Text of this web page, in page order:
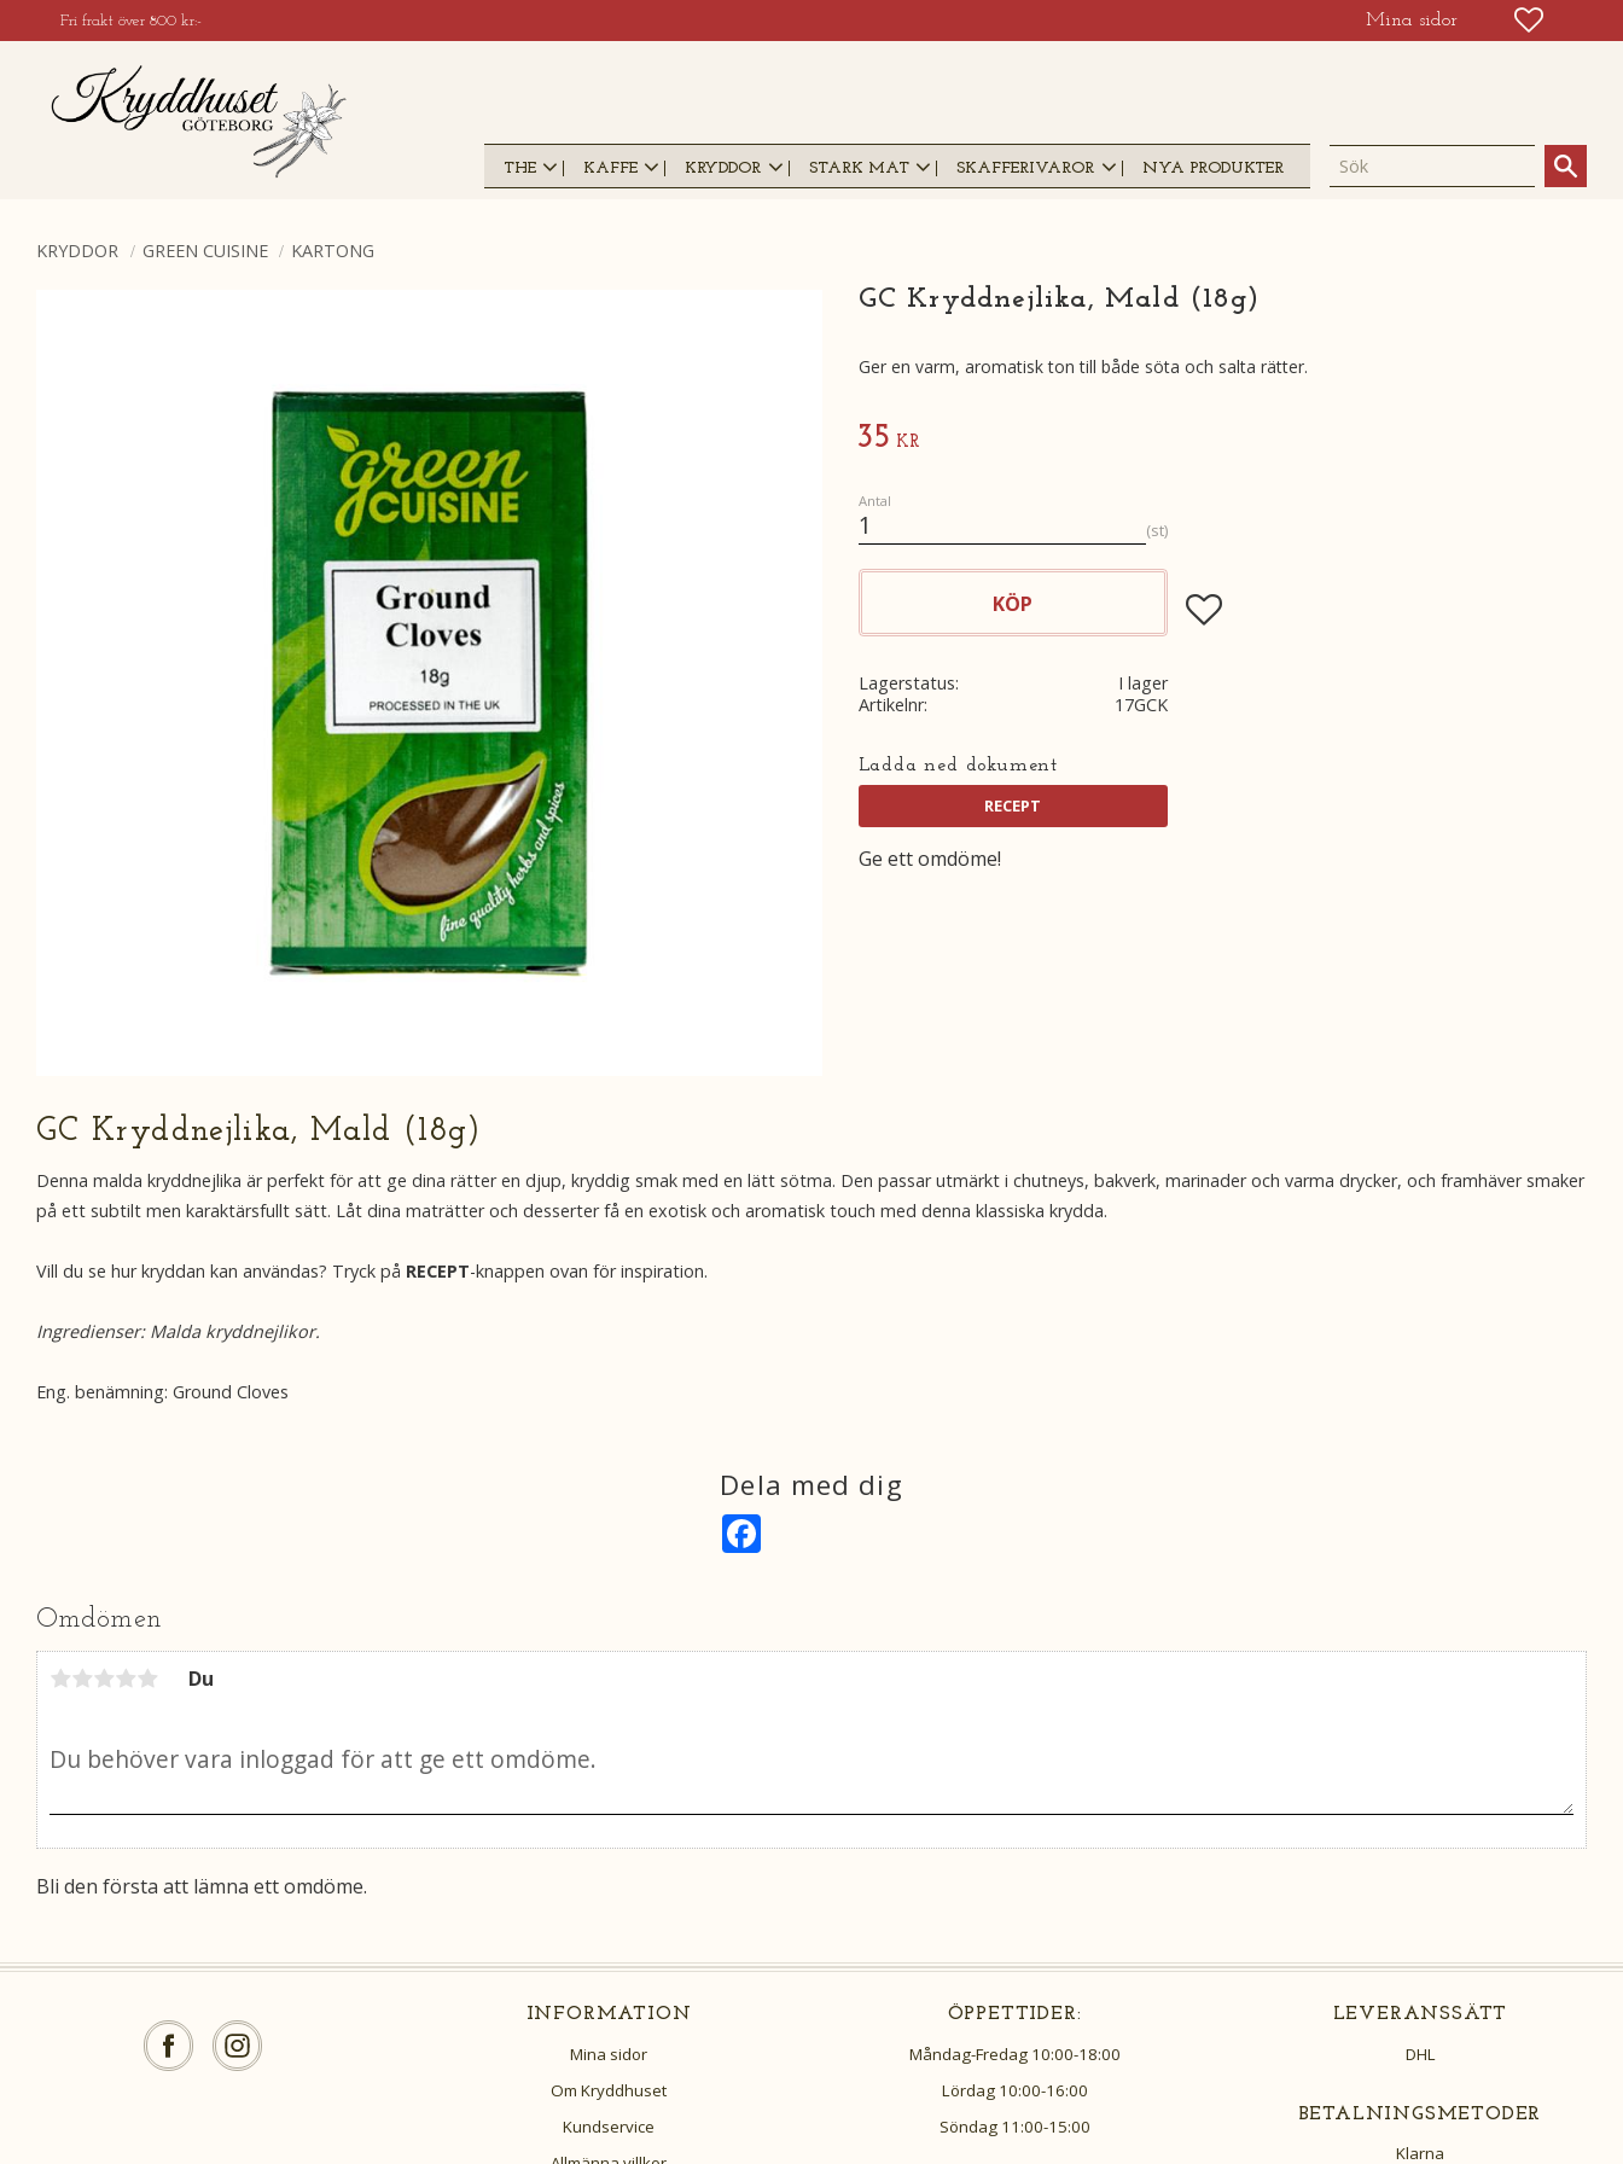
Fri frakt över 800 kr:- Mina sidor
THE KAFFE KRYDDOR STARK MAT SKAFFERIVAROR NYA PRODUKTER
KRYDDOR GREEN CUISINE KARTONG
GC Kryddnejlika, Mald (18g)
Ger en varm, aromatisk ton till både söta och salta rätter.
35 KR
Antal
st
KÖP Lägg till i favoriter
Lagerstatus
I lager
Artikelnr
17GCK
Ladda ned dokument
Ge ett omdöme!
GC Kryddnejlika, Mald (18g)
Denna malda kryddnejlika är perfekt för att ge dina rätter en djup, kryddig smak med en lätt sötma. Den passar utmärkt i chutneys, bakverk, marinader och varma drycker, och framhäver smaker
på ett subtilt men karaktärsfullt sätt. Låt dina maträtter och desserter få en exotisk och aromatisk touch med denna klassiska krydda.
Vill du se hur kryddan kan användas? Tryck på RECEPT-knappen ovan för inspiration.
Ingredienser: Malda kryddnejlikor.
Eng. benämning: Ground Cloves
Dela med dig
k
Omdömen
Du
Bli den första att lämna ett omdöme.
INFORMATION
Mina sidor
Om Kryddhuset
Kundservice
ÖPPETTIDER:
Måndag-Fredag 10:00-18:00
Lördag 10:00-16:00
Söndag 11:00-15:00
LEVERANSSÄTT
DHL
BETALNINGSMETODER
Klarna